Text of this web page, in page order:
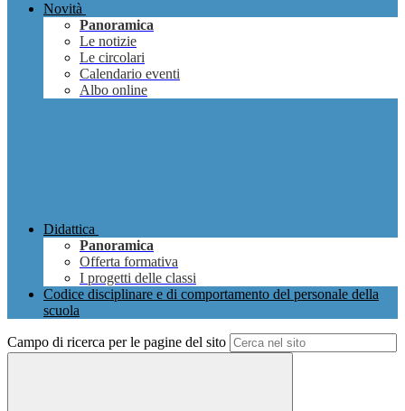
Novità
Panoramica
Le notizie
Le circolari
Calendario eventi
Albo online
Didattica
Panoramica
Offerta formativa
I progetti delle classi
Codice disciplinare e di comportamento del personale della
scuola
Campo di ricerca per le pagine del sito